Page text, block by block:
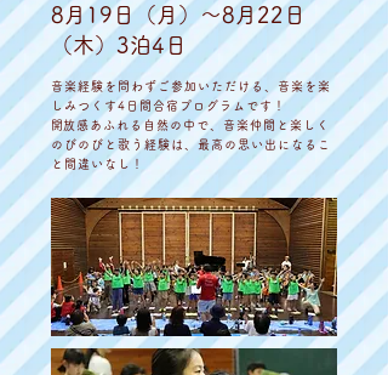
8月19日（月）〜8月22日
（木）3泊4日
音楽経験を問わずご参加いただける、音楽を楽
しみつくす4日間合宿プログラムです！
​ 開放感あふれる自然の中で、音楽仲間と楽しく
のびのびと歌う経験は、最高の思い出になるこ
と間違いなし！